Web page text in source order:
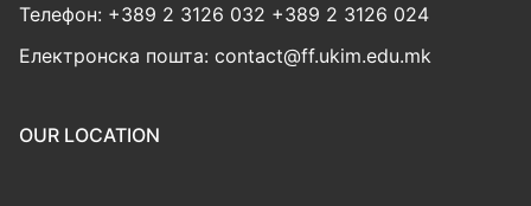
Телефон: +389 2 3126 032 +389 2 3126 024
Електронска пошта: contact@ff.ukim.edu.mk
OUR LOCATION